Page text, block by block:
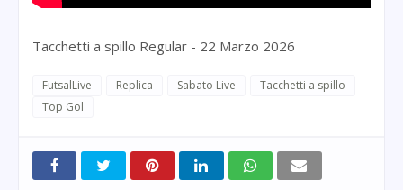
Tacchetti a spillo Regular - 22 Marzo 2026
FutsalLive Replica Sabato Live
Tacchetti a spillo
Top Gol